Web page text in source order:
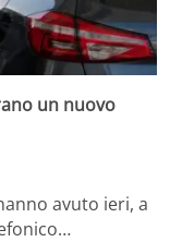
un nuovo
avuto ieri, a